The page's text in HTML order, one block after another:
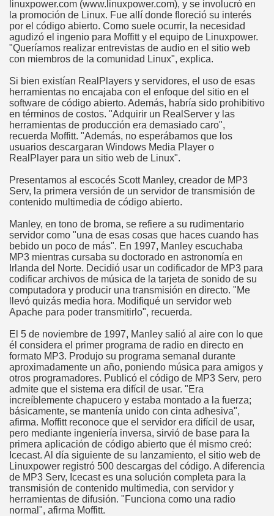
linuxpower.com (www.linuxpower.com), y se involucró en
la promoción de Linux. Fue allí donde floreció su interés
por el código abierto. Como suele ocurrir, la necesidad
agudizó el ingenio para Moffitt y el equipo de Linuxpower.
"Queríamos realizar entrevistas de audio en el sitio web
con miembros de la comunidad Linux", explica.
Si bien existían RealPlayers y servidores, el uso de esas
herramientas no encajaba con el enfoque del sitio en el
software de código abierto. Además, habría sido prohibitivo
en términos de costos. "Adquirir un RealServer y las
herramientas de producción era demasiado caro",
recuerda Moffitt. "Además, no esperábamos que los
usuarios descargaran Windows Media Player o
RealPlayer para un sitio web de Linux".
Presentamos al escocés Scott Manley, creador de MP3
Serv, la primera versión de un servidor de transmisión de
contenido multimedia de código abierto.
Manley, en tono de broma, se refiere a su rudimentario
servidor como "una de esas cosas que haces cuando has
bebido un poco de más". En 1997, Manley escuchaba
MP3 mientras cursaba su doctorado en astronomía en
Irlanda del Norte. Decidió usar un codificador de MP3 para
codificar archivos de música de la tarjeta de sonido de su
computadora y producir una transmisión en directo. "Me
llevó quizás media hora. Modifiqué un servidor web
Apache para poder transmitirlo", recuerda.
El 5 de noviembre de 1997, Manley salió al aire con lo que
él considera el primer programa de radio en directo en
formato MP3. Produjo su programa semanal durante
aproximadamente un año, poniendo música para amigos y
otros programadores. Publicó el código de MP3 Serv, pero
admite que el sistema era difícil de usar. "Era
increíblemente chapucero y estaba montado a la fuerza;
básicamente, se mantenía unido con cinta adhesiva",
afirma. Moffitt reconoce que el servidor era difícil de usar,
pero mediante ingeniería inversa, sirvió de base para la
primera aplicación de código abierto que él mismo creó:
Icecast. Al día siguiente de su lanzamiento, el sitio web de
Linuxpower registró 500 descargas del código. A diferencia
de MP3 Serv, Icecast es una solución completa para la
transmisión de contenido multimedia, con servidor y
herramientas de difusión. "Funciona como una radio
normal", afirma Moffitt.